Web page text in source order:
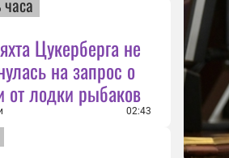
часа
Цукерберга не
на запрос о
лодки рыбаков
02:43